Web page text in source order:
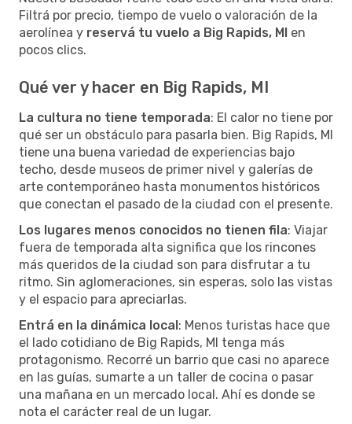
Filtrá por precio, tiempo de vuelo o valoración de la
aerolínea y reservá tu vuelo a Big Rapids, MI en
pocos clics.
Qué ver y hacer en Big Rapids, MI
La cultura no tiene temporada: El calor no tiene por
qué ser un obstáculo para pasarla bien. Big Rapids, MI
tiene una buena variedad de experiencias bajo
techo, desde museos de primer nivel y galerías de
arte contemporáneo hasta monumentos históricos
que conectan el pasado de la ciudad con el presente.
Los lugares menos conocidos no tienen fila: Viajar
fuera de temporada alta significa que los rincones
más queridos de la ciudad son para disfrutar a tu
ritmo. Sin aglomeraciones, sin esperas, solo las vistas
y el espacio para apreciarlas.
Entrá en la dinámica local: Menos turistas hace que
el lado cotidiano de Big Rapids, MI tenga más
protagonismo. Recorré un barrio que casi no aparece
en las guías, sumarte a un taller de cocina o pasar
una mañana en un mercado local. Ahí es donde se
nota el carácter real de un lugar.